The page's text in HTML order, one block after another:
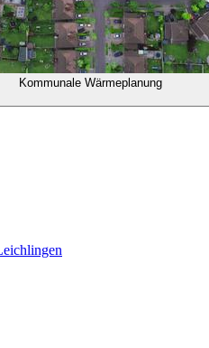
Kommunale Wärmeplanung